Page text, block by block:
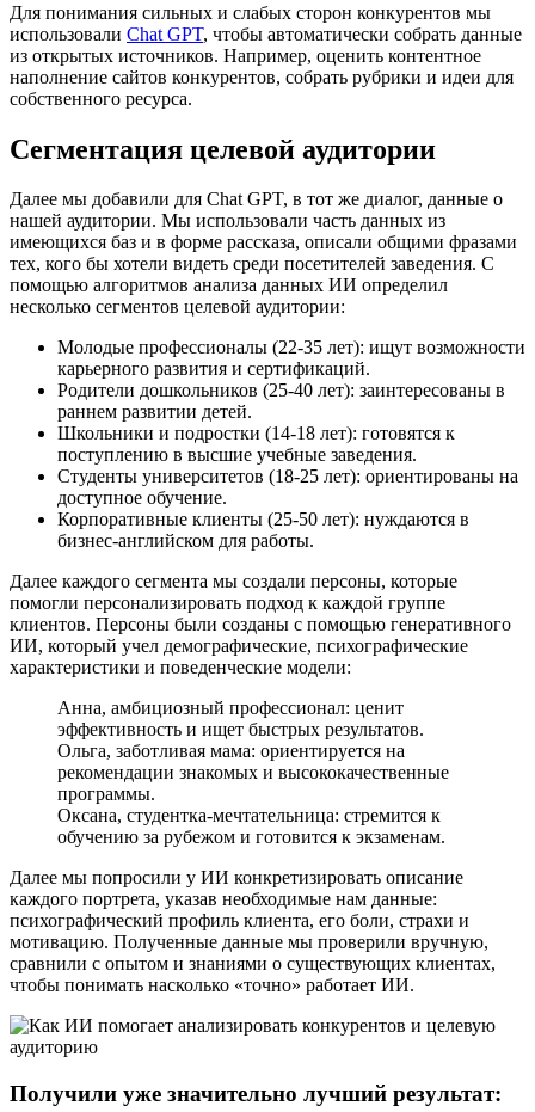
Для понимания сильных и слабых сторон конкурентов мы
использовали Chat GPT, чтобы автоматически собрать данные
из открытых источников. Например, оценить контентное
наполнение сайтов конкурентов, собрать рубрики и идеи для
собственного ресурса.
Сегментация целевой аудитории
Далее мы добавили для Chat GPT, в тот же диалог, данные о
нашей аудитории. Мы использовали часть данных из
имеющихся баз и в форме рассказа, описали общими фразами
тех, кого бы хотели видеть среди посетителей заведения. С
помощью алгоритмов анализа данных ИИ определил
несколько сегментов целевой аудитории:
Молодые профессионалы (22-35 лет): ищут возможности
карьерного развития и сертификаций.
Родители дошкольников (25-40 лет): заинтересованы в
раннем развитии детей.
Школьники и подростки (14-18 лет): готовятся к
поступлению в высшие учебные заведения.
Студенты университетов (18-25 лет): ориентированы на
доступное обучение.
Корпоративные клиенты (25-50 лет): нуждаются в
бизнес-английском для работы.
Далее каждого сегмента мы создали персоны, которые
помогли персонализировать подход к каждой группе
клиентов. Персоны были созданы с помощью генеративного
ИИ, который учел демографические, психографические
характеристики и поведенческие модели:
Анна, амбициозный профессионал: ценит
эффективность и ищет быстрых результатов.
Ольга, заботливая мама: ориентируется на
рекомендации знакомых и высококачественные
программы.
Оксана, студентка-мечтательница: стремится к
обучению за рубежом и готовится к экзаменам.
Далее мы попросили у ИИ конкретизировать описание
каждого портрета, указав необходимые нам данные:
психографический профиль клиента, его боли, страхи и
мотивацию. Полученные данные мы проверили вручную,
сравнили с опытом и знаниями о существующих клиентах,
чтобы понимать насколько «точно» работает ИИ.
Получили уже значительно лучший результат: